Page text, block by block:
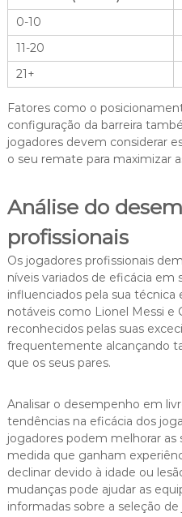
0-10
11-20
21+
Fatores como o
configuração da barreira
jogadores devem considerar
o seu remate para maximizar
Análise do
profissionais
Os jogadores profissionais
níveis variados de eficácia em
influenciados pela sua técnica
notáveis como Lionel Messi e
reconhecidos pelas suas
frequentemente alcançando
que os seus pares.
Analisar o desempenho em
tendências na eficácia dos
jogadores podem melhorar as
medida que ganham
declinar devido à idade ou
mudanças pode ajudar as
informadas sobre a seleção